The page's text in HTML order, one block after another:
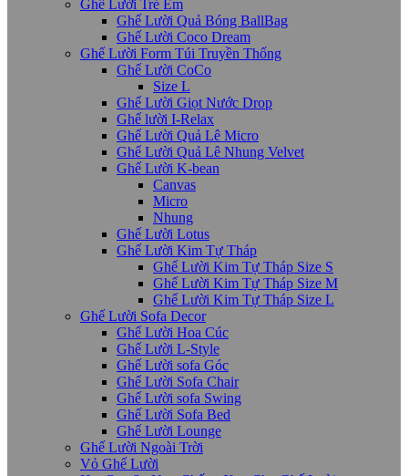
Ghế Lười Trẻ Em
Ghế Lười Quả Bóng BallBag
Ghế Lười Coco Dream
Ghế Lười Form Túi Truyền Thống
Ghế Lười CoCo
Size L
Ghế Lười Giọt Nước Drop
Ghế lười I-Relax
Ghế Lười Quả Lê Micro
Ghế Lười Quả Lê Nhung Velvet
Ghế Lười K-bean
Canvas
Micro
Nhung
Ghế Lười Lotus
Ghế Lười Kim Tự Tháp
Ghế Lười Kim Tự Tháp Size S
Ghế Lười Kim Tự Tháp Size M
Ghế Lười Kim Tự Tháp Size L
Ghế Lười Sofa Decor
Ghế Lười Hoa Cúc
Ghế Lười L-Style
Ghế Lười sofa Góc
Ghế Lười Sofa Chair
Ghế Lười sofa Swing
Ghế Lười Sofa Bed
Ghế Lười Lounge
Ghế Lười Ngoài Trời
Vỏ Ghế Lười